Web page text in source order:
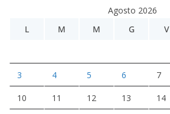
Agosto 2026
L
M M G V
3 4 5 6 7
10 11 12 13 14